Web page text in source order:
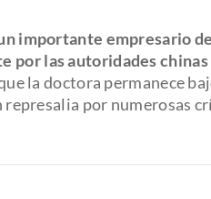
importante empresario
por las autoridades chinas
la doctora permanece
represalia por numerosas